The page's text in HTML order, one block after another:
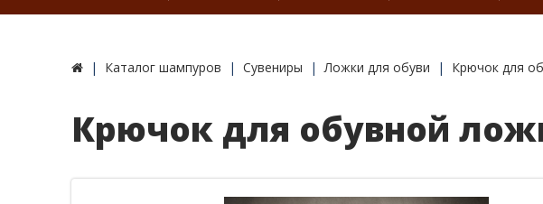
Каталог шампуров Сувениры Ложки для обуви Крючок для
Крючок для обувной